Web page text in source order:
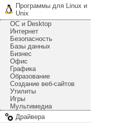
Программы для Linux и
Unix
ОС и Desktop
Интернет
Безопасность
Базы данных
Бизнес
Офис
Графика
Образование
Создание веб-сайтов
Утилиты
Игры
Мультимедиа
Драйвера